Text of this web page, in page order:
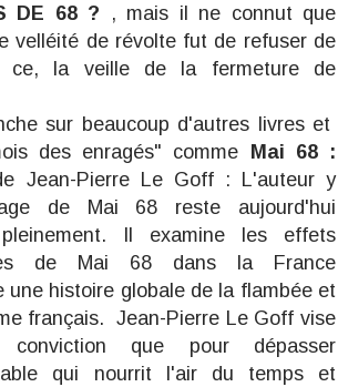
DE 68 ? , mais il ne connut que
velléité de révolte fut de refuser de
ce, la veille de la fermeture de
sur beaucoup d'autres livres et
des enragés" comme
Mai 68 :
Jean-Pierre Le Goff: L'auteur y
de Mai 68 reste aujourd'hui
Il examine les effets
de Mai 68 dans la France
une histoire globale de la flambée et
français. Jean-Pierre Le Goff vise
que pour dépasser
qui nourrit l'air du temps et